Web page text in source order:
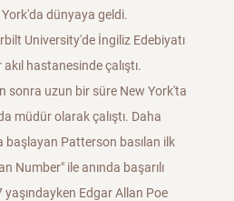
dünyaya geldi.
University'de İngiliz Edebiyatı
hastanesinde çalıştı.
sonra uzun bir süre New York'ta
müdür olarak çalıştı. Daha
başlayan Patterson basılan ilk
Number" ile anında başarılı
Edgar Allan Poe